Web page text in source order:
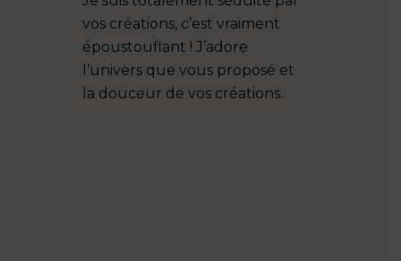
vos créations, c’est vraiment
époustouflant ! J’adore
l’univers que vous proposé et
la douceur de vos créations.